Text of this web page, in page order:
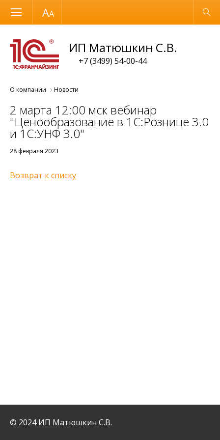
Размер шрифта Обычная версия
ИП Матюшкин С.В.
+7 (3499) 54-00-44
О компании Новости
2 марта 12:00 мск вебинар
"Ценообразование в 1С:Рознице 3.0
и 1С:УНФ 3.0"
28 февраля 2023
Возврат к списку
© 2024 ИП Матюшкин С.В.